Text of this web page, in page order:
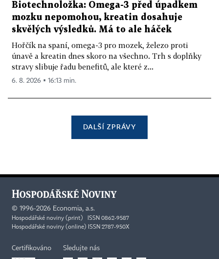
Biotechnoložka: Omega-3 před úpadkem
mozku nepomohou, kreatin dosahuje
skvělých výsledků. Má to ale háček
Hořčík na spaní, omega-3 pro mozek, železo proti
únavě a kreatin dnes skoro na všechno. Trh s doplňky
stravy slibuje řadu benefitů, ale které z...
6. 8. 2026 ▪ 16:13 min.
DALŠÍ ZPRÁVY
© 1996-2026 Economia, a.s.
Hospodářské noviny (print) ISSN 0862-9587
Hospodářské noviny (online) ISSN 2787-950X
Certifikováno Sledujte nás